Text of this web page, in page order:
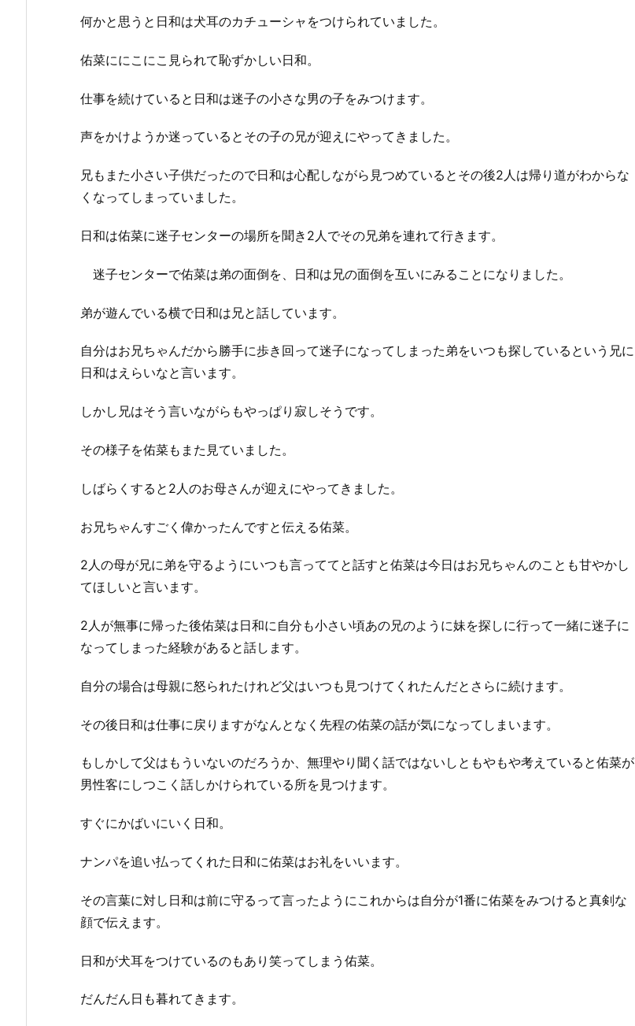
何かと思うと日和は犬耳のカチューシャをつけられていました。
佑菜ににこにこ見られて恥ずかしい日和。
仕事を続けていると日和は迷子の小さな男の子をみつけます。
声をかけようか迷っているとその子の兄が迎えにやってきました。
兄もまた小さい子供だったので日和は心配しながら見つめているとその後2人は帰り道がわからな
くなってしまっていました。
日和は佑菜に迷子センターの場所を聞き2人でその兄弟を連れて行きます。
迷子センターで佑菜は弟の面倒を、日和は兄の面倒を互いにみることになりました。
弟が遊んでいる横で日和は兄と話しています。
自分はお兄ちゃんだから勝手に歩き回って迷子になってしまった弟をいつも探しているという兄に
日和はえらいなと言います。
しかし兄はそう言いながらもやっぱり寂しそうです。
その様子を佑菜もまた見ていました。
しばらくすると2人のお母さんが迎えにやってきました。
お兄ちゃんすごく偉かったんですと伝える佑菜。
2人の母が兄に弟を守るようにいつも言っててと話すと佑菜は今日はお兄ちゃんのことも甘やかし
てほしいと言います。
2人が無事に帰った後佑菜は日和に自分も小さい頃あの兄のように妹を探しに行って一緒に迷子に
なってしまった経験があると話します。
自分の場合は母親に怒られたけれど父はいつも見つけてくれたんだとさらに続けます。
その後日和は仕事に戻りますがなんとなく先程の佑菜の話が気になってしまいます。
もしかして父はもういないのだろうか、無理やり聞く話ではないしともやもや考えていると佑菜が
男性客にしつこく話しかけられている所を見つけます。
すぐにかばいにいく日和。
ナンパを追い払ってくれた日和に佑菜はお礼をいいます。
その言葉に対し日和は前に守るって言ったようにこれからは自分が1番に佑菜をみつけると真剣な
顔で伝えます。
日和が犬耳をつけているのもあり笑ってしまう佑菜。
だんだん日も暮れてきます。